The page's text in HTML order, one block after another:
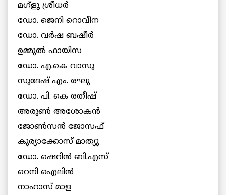
മഗ്ളൂ ശ്രീധർ
ഡോ. ജെനി റൊവീന
ഡോ. വർഷ ബഷീർ
ഉമ്മുൽ ഫായിസ
ഡോ. എ.കെ വാസു
സുദേഷ് എം. രഘു
ഡോ. പി. കെ രതീഷ്
അരുൺ അശോകൻ
ജോൺസൻ ജോസഫ്
കുര്യാക്കോസ് മാത്യു
ഡോ. ഷെറിൻ ബി.എസ്‌
റെനി ഐലിൻ
നാഹാസ് മാള